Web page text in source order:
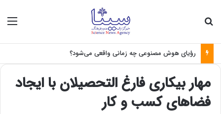
چرا سرطان ریشه‌کن نمی‌شود؟
مهار بیکاری فارغ التحصیلان با ایجاد
فضاهای کسب و کار